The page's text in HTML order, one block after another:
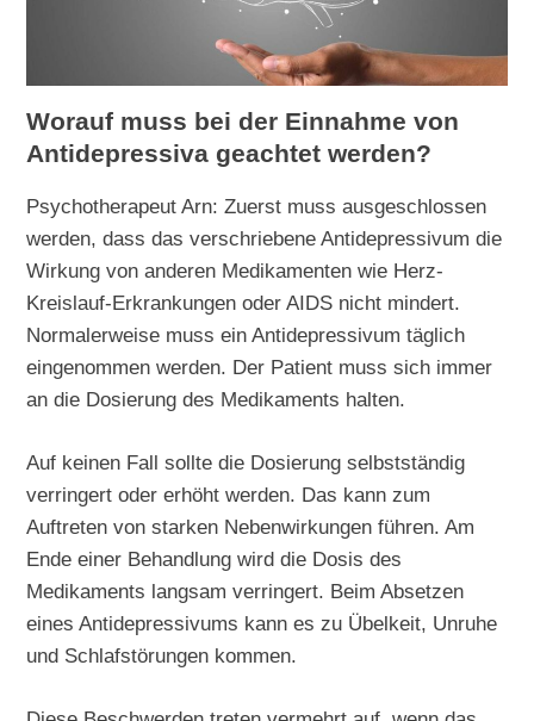
Worauf muss bei der Einnahme von
Antidepressiva geachtet werden?
Psychotherapeut Arn: Zuerst muss ausgeschlossen
werden, dass das verschriebene Antidepressivum die
Wirkung von anderen Medikamenten wie Herz-
Kreislauf-Erkrankungen oder AIDS nicht mindert.
Normalerweise muss ein Antidepressivum täglich
eingenommen werden. Der Patient muss sich immer
an die Dosierung des Medikaments halten.
Auf keinen Fall sollte die Dosierung selbstständig
verringert oder erhöht werden. Das kann zum
Auftreten von starken Nebenwirkungen führen. Am
Ende einer Behandlung wird die Dosis des
Medikaments langsam verringert. Beim Absetzen
eines Antidepressivums kann es zu Übelkeit, Unruhe
und Schlafstörungen kommen.